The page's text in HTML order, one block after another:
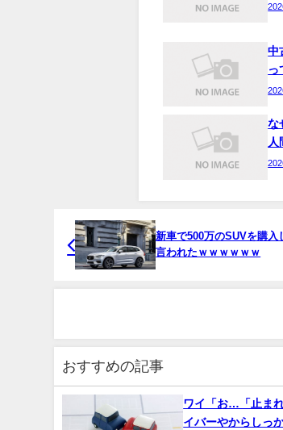
中
っ
な
人
新車で500万のSUVを購入
言われたｗｗｗｗｗｗ
おすすめの記事
ワイ「お…「止ま
イバーやからしっ